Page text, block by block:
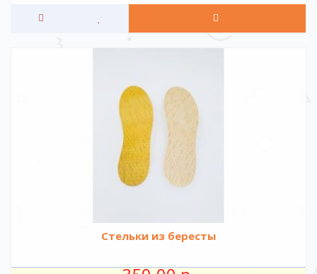
Стельки из бересты